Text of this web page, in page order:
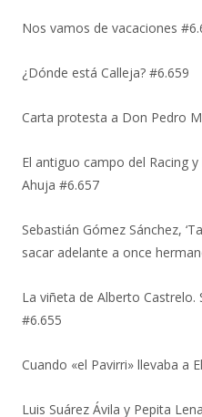
Nos vamos de vacaciones
¿Dónde está Calleja? #6.659
Carta protesta a Don Pedro
El antiguo campo del Racing
Ahuja #6.657
Sebastián Gómez Sánchez,
sacar adelante a once
La viñeta de Alberto
#6.655
Cuando «el Pavirri» llevaba a
Luis Suárez Ávila y Pepita